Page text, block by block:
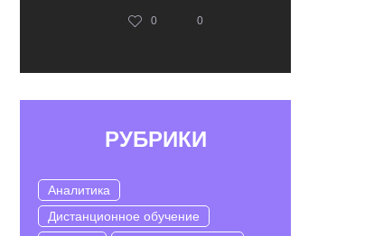
0 0
РУБРИКИ
Аналитика
Дистанционное обучение